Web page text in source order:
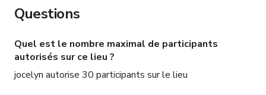
Questions
Quel est le nombre maximal de participants
autorisés sur ce lieu ?
jocelyn autorise 30 participants sur le lieu